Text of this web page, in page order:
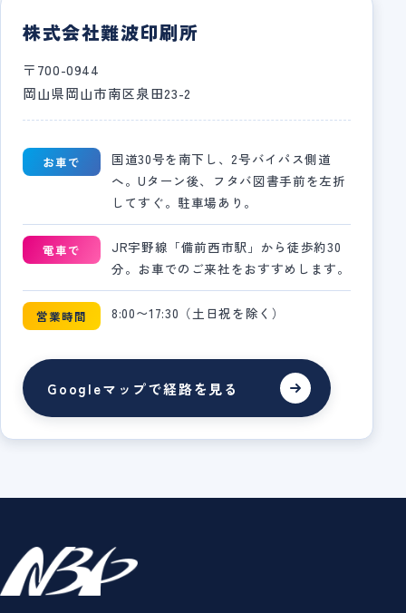
株式会社難波印刷所
〒700-0944
岡山県岡山市南区泉田23-2
お車で
国道30号を南下し、2号バイパス側道
へ。Uターン後、フタバ図書手前を左折
してすぐ。駐車場あり。
電車で
JR宇野線「備前西市駅」から徒歩約30
分。お車でのご来社をおすすめします。
営業時間 8:00〜17:30（土日祝を除く）
Googleマップで経路を見る